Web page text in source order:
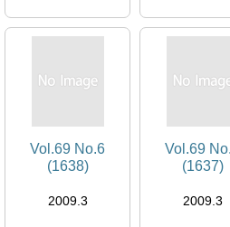
Vol.69 No.6
(1638)
2009.3
Vol.69
(1637)
2009.3